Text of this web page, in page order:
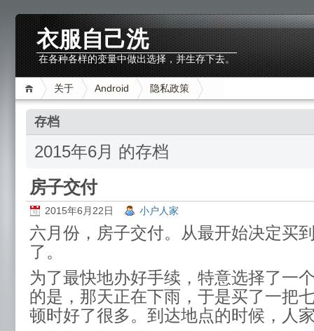
衣服自己洗
在各种各样的变量中做出选择，并生存下去。
关于 Android 隐私政策
存档
2015年6月 的存档
房子交付
2015年6月22日 小户人家
六月份，房子交付。从最开始决定买
了。
为了最快地办好手续，特意选择了一
的是，那天正在下雨，于是买了一把
顿时好了很多。到达地点的时候，人